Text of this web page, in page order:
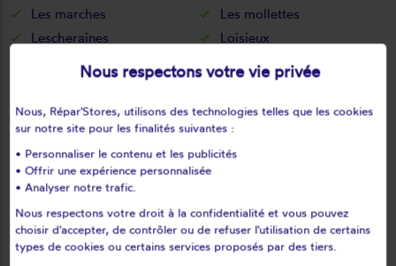
Les marches
Les mollettes
Lescheraines
Loisieux
Mâcot-la-plagne
Mercury
Méry
Meyrieux-trouet
Modane
Mognard
Montagnole
Montailleur
Montendry
Montgellafrey
Montgilbert
Montgirod
Monthion
Nous respectons votre vie privée
Nous, Répar'Stores, utilisons des technologies telles que les cookies
sur notre site pour les finalités suivantes :
• Personnaliser le contenu et les publicités
• Offrir une expérience personnalisée
• Analyser notre trafic.
Nous respectons votre droit à la confidentialité et vous pouvez
choisir d'accepter, de contrôler ou de refuser l'utilisation de certains
types de cookies ou certains services proposés par des tiers.